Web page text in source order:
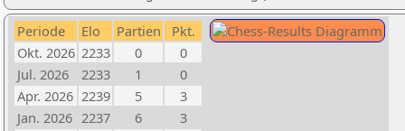
Periode Elo Partien
Pkt.
Okt. 2026 2233 0
0
Jul. 2026
2233 1
0
Apr. 2026 2239 5
3
Jan. 2026 2237 6
3